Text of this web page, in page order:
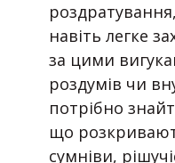
навіть легке
за цими
роздумів чи
потрібно
що
сумніви,